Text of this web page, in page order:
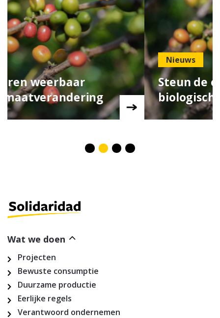
Nieuws
Steun de overstap naar
biologische koffieteelt
Wat we doen
Projecten
Bewuste consumptie
Duurzame productie
Eerlijke regels
Verantwoord ondernemen